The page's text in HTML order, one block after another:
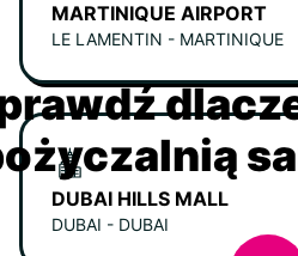
MARTINIQUE AIRPORT
LE LAMENTIN - MARTINIQUE
DUBAI HILLS MALL
DUBAI - DUBAI